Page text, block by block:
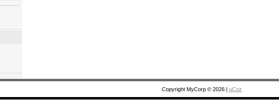
Copyright MyCorp © 2026 uCoz